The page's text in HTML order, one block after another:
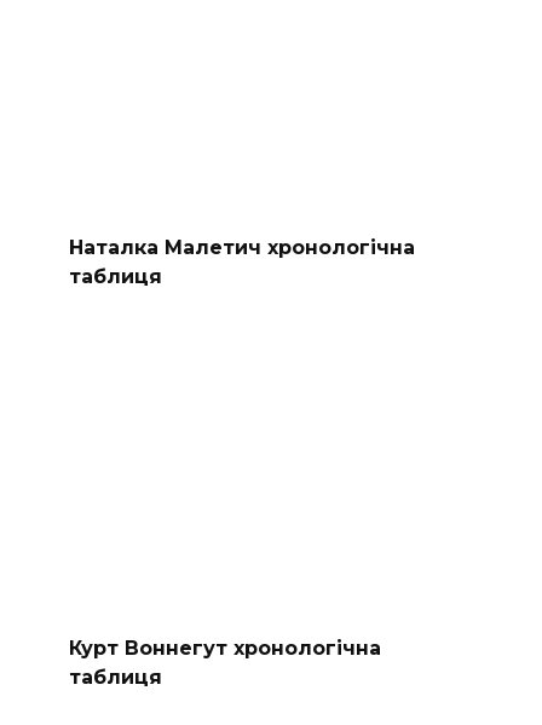
Наталка Малетич хронологічна
таблиця
Курт Воннегут хронологічна
таблиця